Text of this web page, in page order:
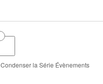
Condenser la Série Évènements